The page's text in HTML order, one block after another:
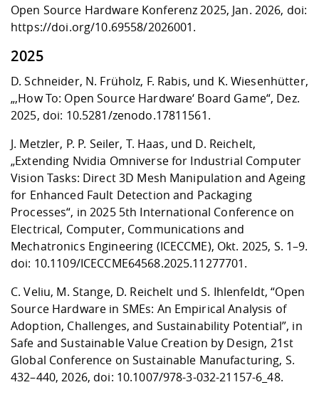
Checkliste zum
Digitales Lernen
Fremdsprachen
Jobs, Praktika,
Angebote der
Arbeit
Career Service
Internationale
Gründung und
Klimaschutz &
Förderverein
Informatik/
Maschinenbau
Angebote für Unternehmen
Kontakt und Anfahrt
Qualitätssicherung
Open Source Hardware Konferenz 2025, Jan. 2026, doi:
https://doi.org/10.69558/2026001.
2025
D. Schneider, N. Früholz, F. Rabis, und K. Wiesenhütter,
„‚How To: Open Source Hardware‘ Board Game“, Dez.
2025, doi: 10.5281/zenodo.17811561.
J. Metzler, P. P. Seiler, T. Haas, und D. Reichelt,
„Extending Nvidia Omniverse for Industrial Computer
Vision Tasks: Direct 3D Mesh Manipulation and Ageing
for Enhanced Fault Detection and Packaging
Processes“, in 2025 5th International Conference on
Electrical, Computer, Communications and
Mechatronics Engineering (ICECCME), Okt. 2025, S. 1–9.
doi: 10.1109/ICECCME64568.2025.11277701.
C. Veliu, M. Stange, D. Reichelt und S. Ihlenfeldt, “Open
Source Hardware in SMEs: An Empirical Analysis of
Adoption, Challenges, and Sustainability Potential”, in
Safe and Sustainable Value Creation by Design, 21st
Global Conference on Sustainable Manufacturing, S.
432–440, 2026, doi: 10.1007/978-3-032-21157-6_48.